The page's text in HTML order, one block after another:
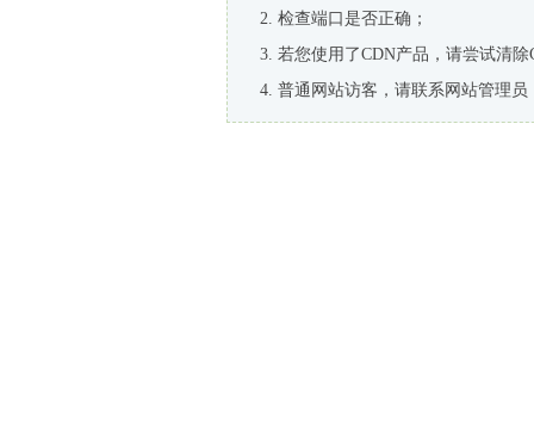
检查端口是否正确；
若您使用了CDN产品，请尝试清除
普通网站访客，请联系网站管理员